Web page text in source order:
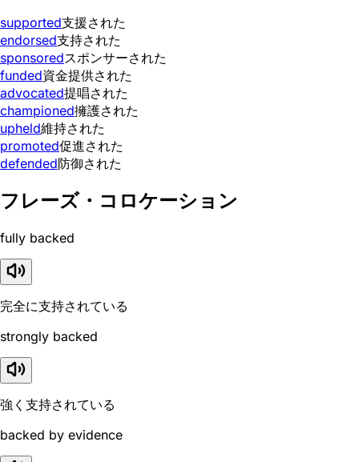
supported支援された
endorsed支持された
sponsoredスポンサーされた
funded資金提供された
advocated提唱された
championed擁護された
upheld維持された
promoted促進された
defended防御された
フレーズ・コロケーション
fully backed
完全に支持されている
strongly backed
強く支持されている
backed by evidence